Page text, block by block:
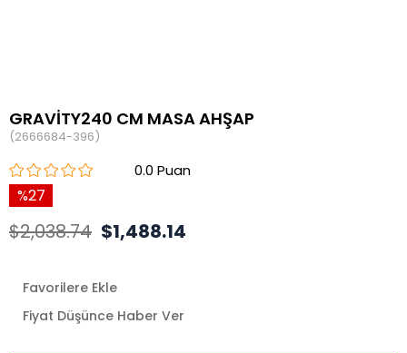
GRAVİTY240 CM MASA AHŞAP
(2666684-396)
0.0
27
$2,038.74 $1,488.14
Favorilere Ekle
Fiyat Düşünce Haber Ver